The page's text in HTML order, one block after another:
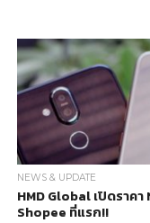
NEWS & UPDATE
HMD Global เปิดราค
Shopee ที่แรก!!